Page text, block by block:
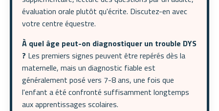
évaluation orale plutôt qu'écrite. Discutez-en avec
votre centre équestre.
À quel âge peut-on diagnostiquer un trouble DYS
? Les premiers signes peuvent être repérés dès la
maternelle, mais un diagnostic fiable est
généralement posé vers 7-8 ans, une fois que
l'enfant a été confronté suffisamment longtemps
aux apprentissages scolaires.